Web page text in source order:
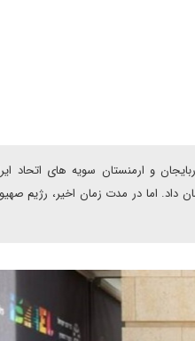
و ارمنستان سویه های اتحاد
داد. اما در مدت زمان اخیر، رژیم